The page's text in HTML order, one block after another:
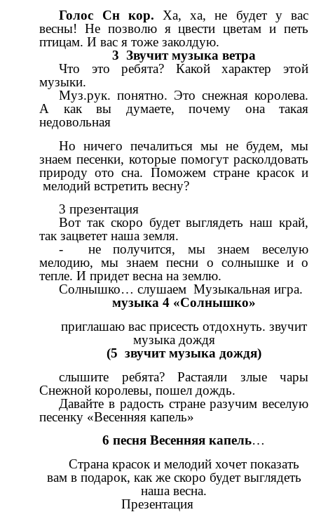
Голос Сн кор. Ха, ха, не будет у вас
весны! Не позволю я цвести цветам и петь
птицам. И вас я тоже заколдую.
3 Звучит музыка ветра
Что это ребята? Какой характер этой
музыки.
Муз.рук. понятно. Это снежная королева.
А как вы думаете, почему она такая
недовольная
Но ничего печалиться мы не будем, мы
знаем песенки, которые помогут расколдовать
природу ото сна. Поможем стране красок и
мелодий встретить весну?
3 презентация
Вот так скоро будет выглядеть наш край,
так зацветет наша земля.
- не получится, мы знаем веселую
мелодию, мы знаем песни о солнышке и о
тепле. И придет весна на землю.
Солнышко… слушаем Музыкальная игра.
музыка 4 «Солнышко»
приглашаю вас присесть отдохнуть. звучит
музыка дождя
(5 звучит музыка дождя)
слышите ребята? Растаяли злые чары
Снежной королевы, пошел дождь.
Давайте в радость стране разучим веселую
песенку «Весенняя капель»
6 песня Весенняя капель…
Страна красок и мелодий хочет показать
вам в подарок, как же скоро будет выглядеть
наша весна.
Презентация